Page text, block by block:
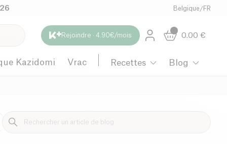
Belgique /FR
Rejoindre · 4.90€/mois 0.00 €
Kazidomi Vrac Recettes Blog
Maternité